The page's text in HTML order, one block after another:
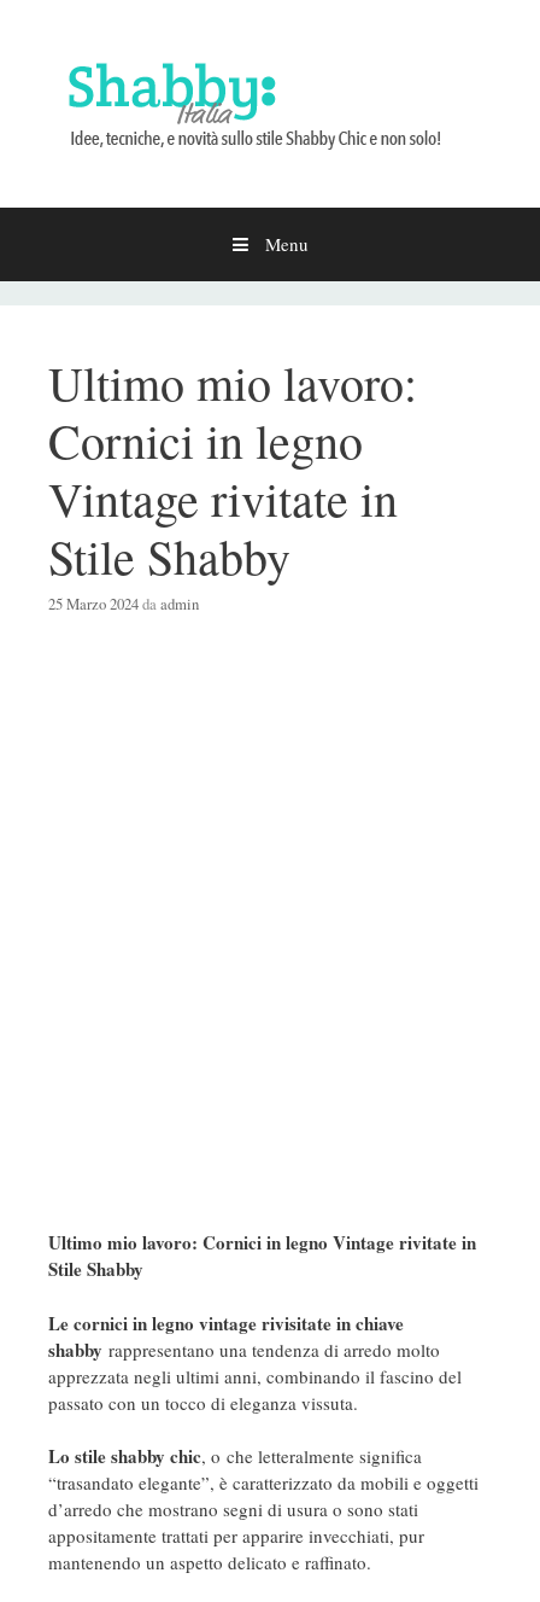
Menu
Ultimo mio lavoro:
Cornici in legno
Vintage rivitate in
Stile Shabby
25 Marzo 2024daadmin
Ultimo mio lavoro: Cornici in legno Vintage rivitate in
Stile Shabby
Le cornici in legno vintage rivisitate in chiave
shabby rappresentano una tendenza di arredo molto
apprezzata negli ultimi anni, combinando il fascino del
passato con un tocco di eleganza vissuta.
Lo stile shabby chic, o che letteralmente significa
“trasandato elegante”, è caratterizzato da mobili e oggetti
d’arredo che mostrano segni di usura o sono stati
appositamente trattati per apparire invecchiati, pur
mantenendo un aspetto delicato e raffinato.